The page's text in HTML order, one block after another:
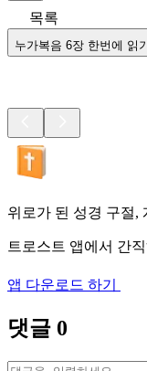
목록
누가복음 6장 한번에 읽
위로가 된 성경 구절,
트로스트 앱에서 간
앱 다운로드 하기
댓글 0